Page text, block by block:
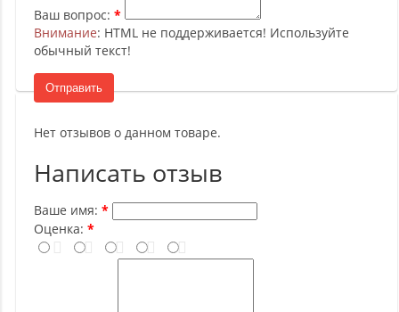
Ваш вопрос:
Внимание: HTML не поддерживается! Используйте
обычный текст!
Отправить
Нет отзывов о данном товаре.
Написать отзыв
Ваше имя:
Оценка: